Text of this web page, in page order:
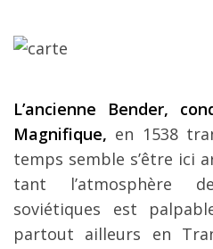
L’ancienne Bender,
Magnifique, en 1538
temps semble s’être ici
tant l’atmosphère
soviétiques est
partout ailleurs en